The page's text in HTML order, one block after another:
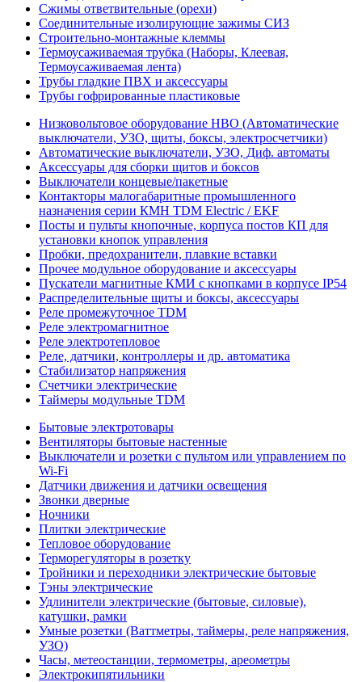
Сжимы ответвительные (орехи)
Соединительные изолирующие зажимы СИЗ
Строительно-монтажные клеммы
Термоусаживаемая трубка (Наборы, Клеевая,
Термоусаживаемая лента)
Трубы гладкие ПВХ и аксессуары
Трубы гофрированные пластиковые
Низковольтовое оборудование НВО (Автоматические
выключатели, УЗО, щиты, боксы, электросчетчики)
Автоматические выключатели, УЗО, Диф. автоматы
Аксессуары для сборки щитов и боксов
Выключатели концевые/пакетные
Контакторы малогабаритные промышленного
назначения серии КМН TDM Electric / EKF
Посты и пульты кнопочные, корпуса постов КП для
установки кнопок управления
Пробки, предохранители, плавкие вставки
Прочее модульное оборудование и аксессуары
Пускатели магнитные КМИ с кнопками в корпусе IP54
Распределительные щиты и боксы, аксессуары
Реле промежуточное TDM
Реле электромагнитное
Реле электротепловое
Реле, датчики, контроллеры и др. автоматика
Стабилизатор напряжения
Счетчики электрические
Таймеры модульные TDM
Бытовые электротовары
Вентиляторы бытовые настенные
Выключатели и розетки с пультом или управлением по
Wi-Fi
Датчики движения и датчики освещения
Звонки дверные
Ночники
Плитки электрические
Тепловое оборудование
Терморегуляторы в розетку
Тройники и переходники электрические бытовые
Тэны электрические
Удлинители электрические (бытовые, силовые),
катушки, рамки
Умные розетки (Ваттметры, таймеры, реле напряжения,
УЗО)
Часы, метеостанции, термометры, ареометры
Электрокипятильники